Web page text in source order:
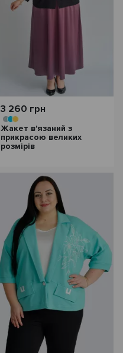
3 260 грн
Жакет в'язаний з
прикрасою великих
розмірів